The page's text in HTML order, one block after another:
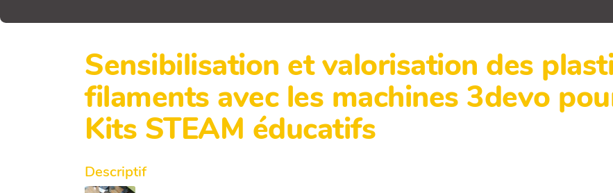
Sensibilisation et valorisation des
filaments avec les machines 3devo
Kits STEAM éducatifs
Descriptif